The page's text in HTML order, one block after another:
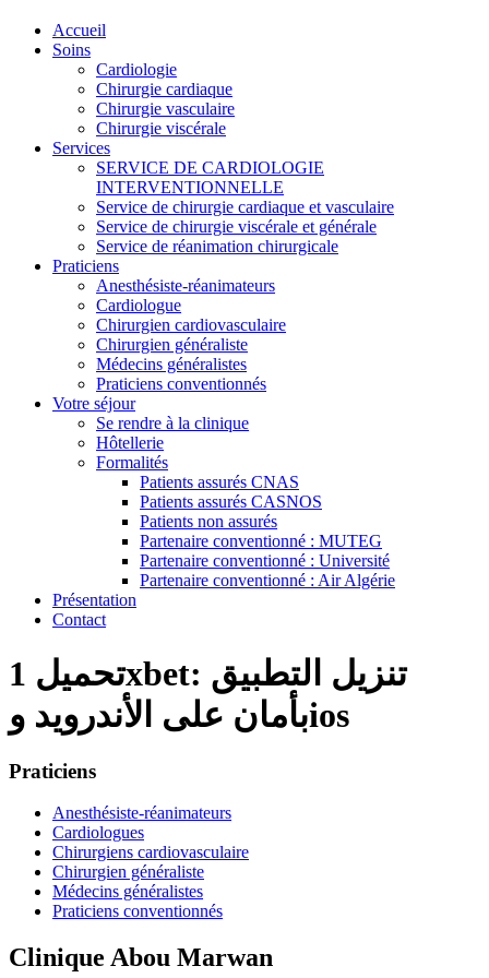
Accueil
Soins
Cardiologie
Chirurgie cardiaque
Chirurgie vasculaire
Chirurgie viscérale
Services
SERVICE DE CARDIOLOGIE
INTERVENTIONNELLE
Service de chirurgie cardiaque et vasculaire
Service de chirurgie viscérale et générale
Service de réanimation chirurgicale
Praticiens
Anesthésiste-réanimateurs
Cardiologue
Chirurgien cardiovasculaire
Chirurgien généraliste
Médecins généralistes
Praticiens conventionnés
Votre séjour
Se rendre à la clinique
Hôtellerie
Formalités
Patients assurés CNAS
Patients assurés CASNOS
Patients non assurés
Partenaire conventionné : MUTEG
Partenaire conventionné : Université
Partenaire conventionné : Air Algérie
Présentation
Contact
تحميل 1xbet: تنزيل التطبيق
بأمان على الأندرويد وios
Praticiens
Anesthésiste-réanimateurs
Cardiologues
Chirurgiens cardiovasculaire
Chirurgien généraliste
Médecins généralistes
Praticiens conventionnés
Clinique Abou Marwan